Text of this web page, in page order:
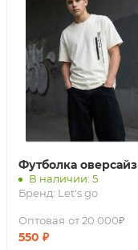
Футболка оверсайз
В наличии: 5
Бренд: Let's go
Оптовая от 20 000₽
550 ₽